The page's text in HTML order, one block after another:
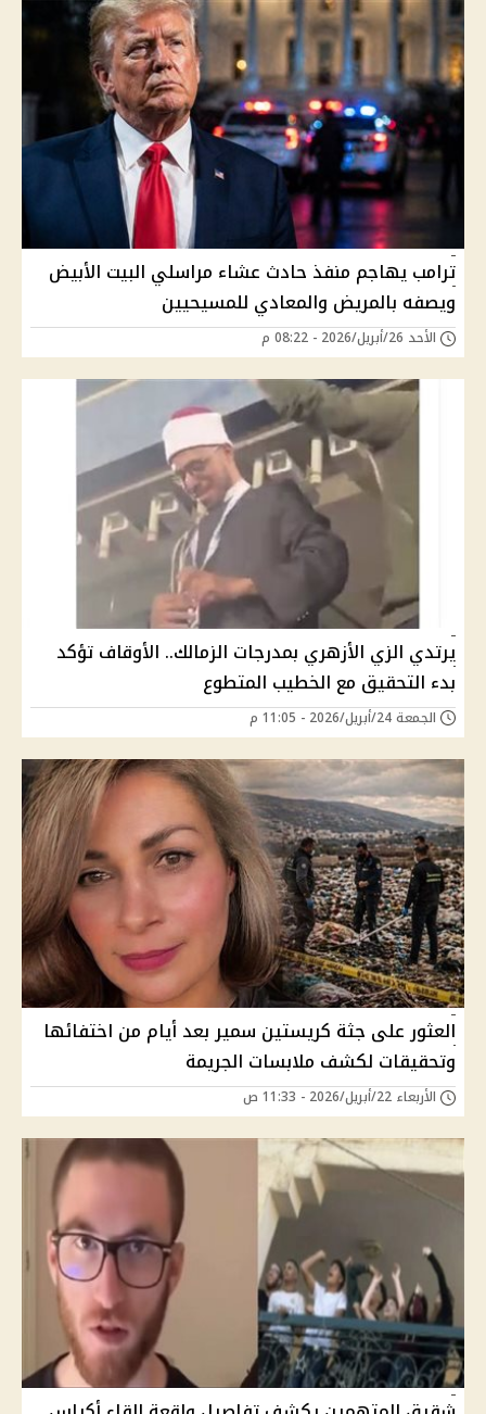
ترامب يهاجم منفذ حادث عشاء مراسلي البيت الأبيض
ويصفه بالمريض والمعادي للمسيحيين
الأحد 26/أبريل/2026 - 08:22 م
يرتدي الزي الأزهري بمدرجات الزمالك.. الأوقاف تؤكد
بدء التحقيق مع الخطيب المتطوع
الجمعة 24/أبريل/2026 - 11:05 م
العثور على جثة كريستين سمير بعد أيام من اختفائها
وتحقيقات لكشف ملابسات الجريمة
الأربعاء 22/أبريل/2026 - 11:33 ص